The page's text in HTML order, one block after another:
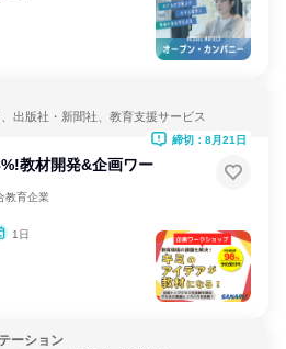
出版社・新聞社、教育支援サービス
教材開発&企画ワー
教育企業
1日
締切：8月21日
ーション